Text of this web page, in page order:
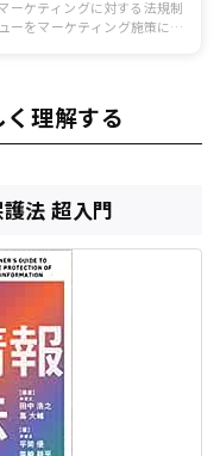
ーケティングに対する法規制
ーをマーケティング施策に活
理解する
法 超入門